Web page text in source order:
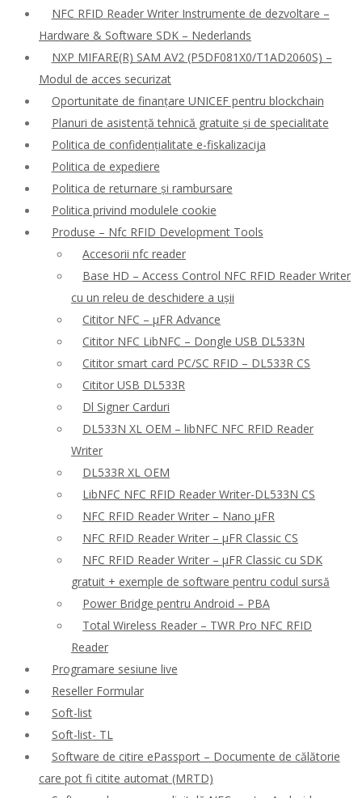
NFC RFID Reader Writer Instrumente de dezvoltare –
Hardware & Software SDK – Nederlands
NXP MIFARE(R) SAM AV2 (P5DF081X0/T1AD2060S) –
Modul de acces securizat
Oportunitate de finanțare UNICEF pentru blockchain
Planuri de asistență tehnică gratuite și de specialitate
Politica de confidențialitate e-fiskalizacija
Politica de expediere
Politica de returnare și rambursare
Politica privind modulele cookie
Produse – Nfc RFID Development Tools
Accesorii nfc reader
Base HD – Access Control NFC RFID Reader Writer
cu un releu de deschidere a ușii
Cititor NFC – μFR Advance
Cititor NFC LibNFC – Dongle USB DL533N
Cititor smart card PC/SC RFID – DL533R CS
Cititor USB DL533R
Dl Signer Carduri
DL533N XL OEM – libNFC NFC RFID Reader
Writer
DL533R XL OEM
LibNFC NFC RFID Reader Writer-DL533N CS
NFC RFID Reader Writer – Nano μFR
NFC RFID Reader Writer – μFR Classic CS
NFC RFID Reader Writer – μFR Classic cu SDK
gratuit + exemple de software pentru codul sursă
Power Bridge pentru Android – PBA
Total Wireless Reader – TWR Pro NFC RFID
Reader
Programare sesiune live
Reseller Formular
Soft-list
Soft-list- TL
Software de citire ePassport – Documente de călătorie
care pot fi citite automat (MRTD)